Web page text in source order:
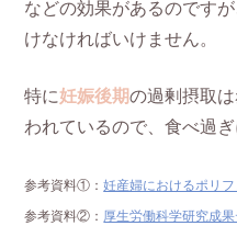
などの効果があるのです
けなければいけません。
特に妊娠後期の過剰摂取
われているので、食べ過
参考資料①：妊産婦におけるポリ
参考資料②： 厚生労働科学研究成